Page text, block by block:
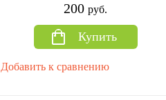
200 руб.
Купить
Добавить к сравнению